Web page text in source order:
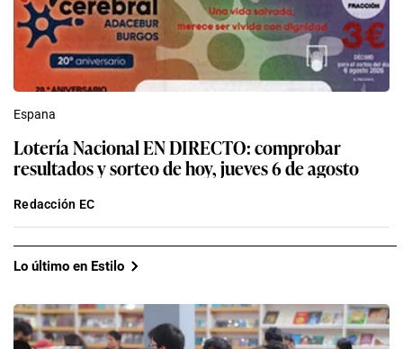
Espana
Lotería Nacional EN DIRECTO: comprobar
resultados y sorteo de hoy, jueves 6 de agosto
Redacción EC
Lo último en Estilo